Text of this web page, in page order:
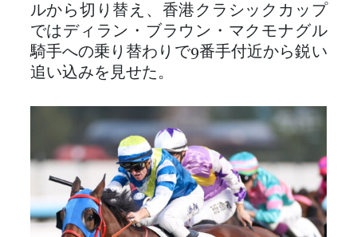
ルから切り替え、香港クラシックカップ
ではディラン・ブラウン・マクモナグル
騎手への乗り替わりで9番手付近から鋭い
追い込みを見せた。